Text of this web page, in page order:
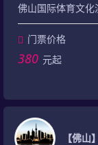
佛山国际体育文化
门票价格
380 元起
【佛